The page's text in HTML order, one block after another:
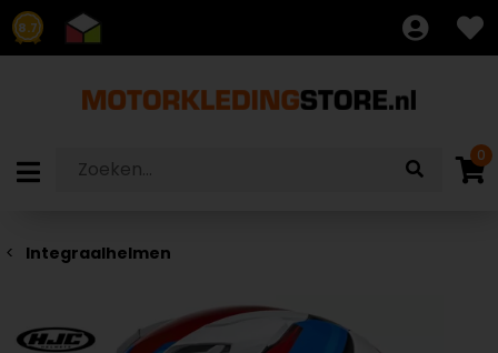
8.7
0
Integraalhelmen